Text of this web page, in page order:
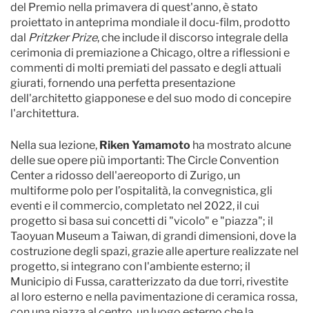
del Premio nella primavera di quest'anno, è stato
proiettato in anteprima mondiale il docu-film, prodotto
dal Pritzker Prize, che include il discorso integrale della
cerimonia di premiazione a Chicago, oltre a riflessioni e
commenti di molti premiati del passato e degli attuali
giurati, fornendo una perfetta presentazione
dell'architetto giapponese e del suo modo di concepire
l'architettura.
Nella sua lezione, Riken Yamamoto ha mostrato alcune
delle sue opere più importanti: The Circle Convention
Center a ridosso dell'aereoporto di Zurigo, un
multiforme polo per l’ospitalità, la convegnistica, gli
eventi e il commercio, completato nel 2022, il cui
progetto si basa sui concetti di "vicolo" e "piazza"; il
Taoyuan Museum a Taiwan, di grandi dimensioni, dove la
costruzione degli spazi, grazie alle aperture realizzate nel
progetto, si integrano con l'ambiente esterno; il
Municipio di Fussa, caratterizzato da due torri, rivestite
al loro esterno e nella pavimentazione di ceramica rossa,